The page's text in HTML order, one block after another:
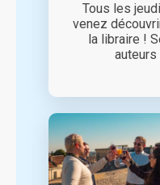
Tous les
venez
la libraire !
auteurs